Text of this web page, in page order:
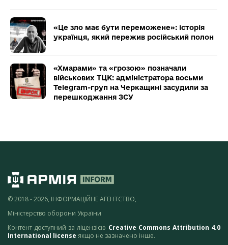
«Це зло має бути переможене»: історія
українця, який пережив російський полон
«Хмарами» та «грозою» позначали
військових ТЦК: адміністратора восьми
Telegram-груп на Черкащині засудили за
перешкоджання ЗСУ
© 2018 - 2026, ІНФОРМАЦІЙНЕ АГЕНТСТВО,
Міністерство оборони України
Контент доступний за ліцензією Creative Commons Attribution 4.0
International license якщо не зазначено інше.